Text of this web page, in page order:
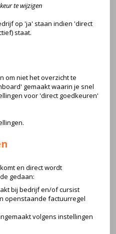
te wijzigen
op 'ja' staan indien 'direct
staat.
om niet het overzicht te
gemaakt waarin je snel
voor 'direct goedkeuren'
en direct wordt
gedaan:
bij bedrijf en/of cursist
openstaande factuurregel
volgens instellingen